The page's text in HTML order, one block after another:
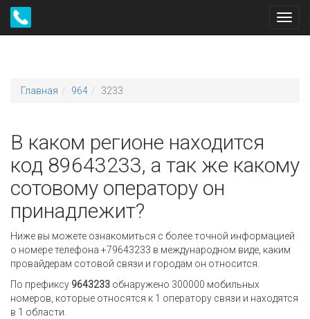
Главная 964 3233
В каком регионе находится
код 89643233, а так же какому
сотовому оператору он
принадлежит?
Ниже вы можете ознакомиться с более точной информацией
о номере телефона +79643233 в международном виде, каким
провайдерам сотовой связи и городам он относится.
По префиксу 9643233 обнаружено 300000 мобильных
номеров, которые относятся к 1 оператору связи и находятся
в 1 области.